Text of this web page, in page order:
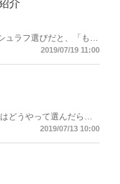
介
2019/07/19 11:00
どうやって選んだらい
2019/07/13 10:00